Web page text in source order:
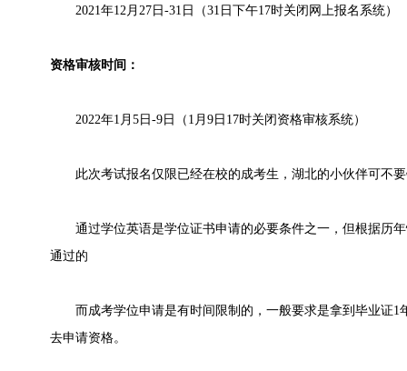
2021年12月27日-31日（31日下午17时关闭网上报名系统）
资格审核时间：
2022年1月5日-9日（1月9日17时关闭资格审核系统）
此次考试报名仅限已经在校的成考生，湖北的小伙伴可不要
通过学位英语是学位证书申请的必要条件之一，但根据历年
通过的
而成考学位申请是有时间限制的，一般要求是拿到毕业证1
去申请资格。